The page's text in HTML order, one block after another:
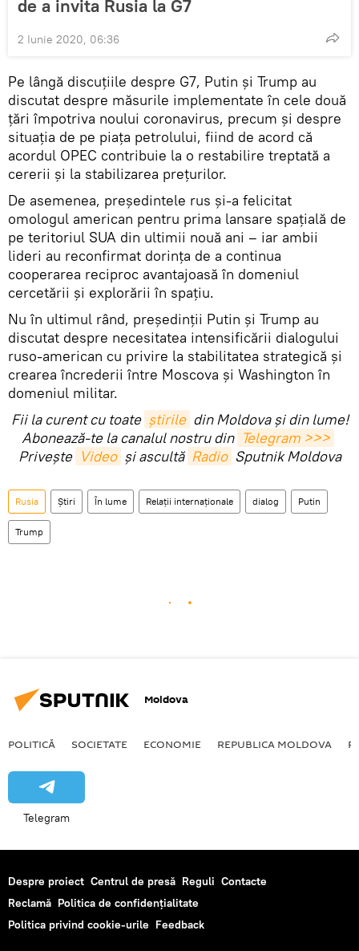
de a invita Rusia la G7
2 Iunie 2020, 06:36
Pe lângă discuțiile despre G7, Putin și Trump au
discutat despre măsurile implementate în cele două
țări împotriva noului coronavirus, precum și despre
situația de pe piața petrolului, fiind de acord că
acordul OPEC contribuie la o restabilire treptată a
cererii și la stabilizarea prețurilor.
De asemenea, președintele rus și-a felicitat
omologul american pentru prima lansare spațială de
pe teritoriul SUA din ultimii nouă ani – iar ambii
lideri au reconfirmat dorința de a continua
cooperarea reciproc avantajoasă în domeniul
cercetării și explorării în spațiu.
Nu în ultimul rând, președinții Putin și Trump au
discutat despre necesitatea intensificării dialogului
ruso-american cu privire la stabilitatea strategică și
crearea încrederii între Moscova și Washington în
domeniul militar.
Fii la curent cu toate știrile din Moldova și din lume!
Abonează-te la canalul nostru din Telegram >>>
Privește Video și ascultă Radio Sputnik Moldova
Rusia Știri În lume Relații internaționale dialog Putin
Trump
Moldova
POLITICĂ SOCIETATE ECONOMIE REPUBLICA MOLDOVA
Telegram
Despre proiect Centrul de presă Reguli Contacte
Reclamă Politica de confidențialitate
Politica privind cookie-urile Feedback